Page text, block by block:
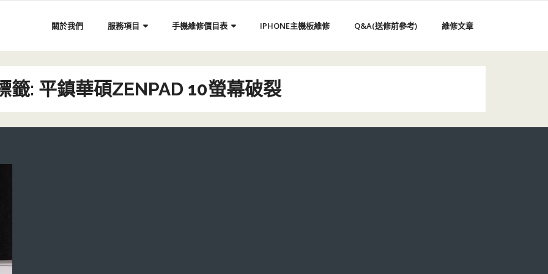
關於我們 服務項目 手機維修價目表 IPHONE主機板維修 Q&A(送修前參考) 維修文章
籤: 平鎮華碩ZENPAD 10螢幕破裂